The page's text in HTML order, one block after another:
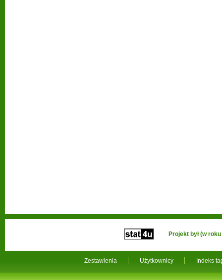
Zestawienia Użytkownicy Indeks
Projekt był (w